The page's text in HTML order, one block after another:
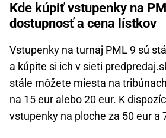
Kde kúpiť vstupenky na
dostupnosť a cena lístkov
Vstupenky na turnaj PML 9 sú
a kúpite si ich v sieti
stále môžete miesta na
na 15 eur alebo 20 eur. K
vstupenky na ploche za 50 eur a